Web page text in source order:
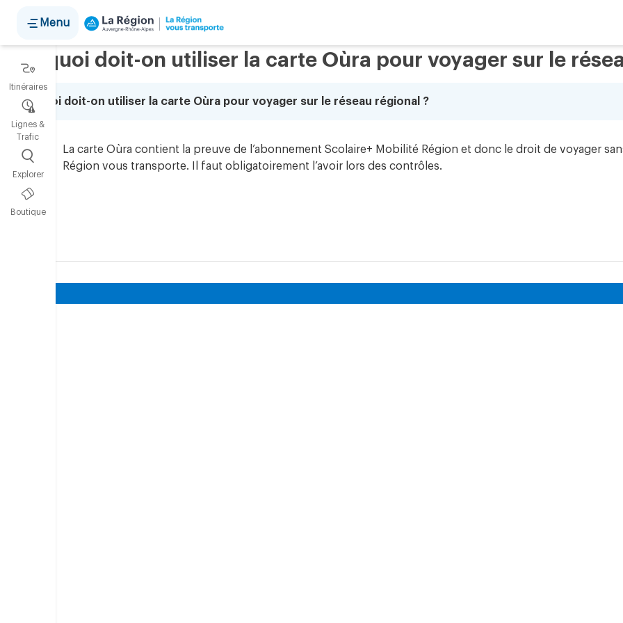
Pourquoi doit-on utiliser la carte Oùra pour voyager sur le
Pourquoi doit-on utiliser la carte Oùra pour voyager sur le réseau régional ?
La carte Oùra contient la preuve de l’abonnement Scolaire+ Mobilité Région et donc le droit de voyager
Région vous transporte. Il faut obligatoirement l’avoir lors des contrôles.
Menu
Itinéraires
Lignes &
Trafic
Explorer
Boutique